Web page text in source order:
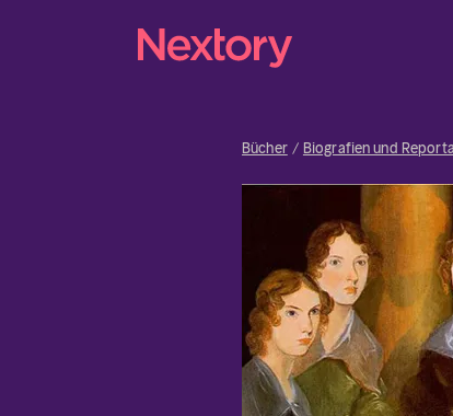
Bücher Biografien und